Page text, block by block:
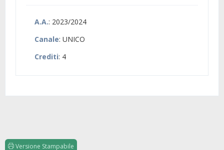
A.A.: 2023/2024
Canale: UNICO
Crediti: 4
Versione Stampabile